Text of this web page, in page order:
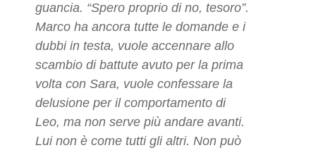
guancia. “Spero proprio di no, tesoro”.
Marco ha ancora tutte le domande e i
dubbi in testa, vuole accennare allo
scambio di battute avuto per la prima
volta con Sara, vuole confessare la
delusione per il comportamento di
Leo, ma non serve più andare avanti.
Lui non è come tutti gli altri. Non può